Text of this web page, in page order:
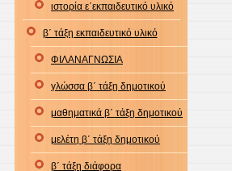
ιστορία ε΄εκπαιδευτικό υλικό
β΄ τάξη εκπαιδευτικό υλικό
ΦΙΛΑΝΑΓΝΩΣΙΑ
γλώσσα β΄ τάξη δημοτικού
μαθηματικά β΄ τάξη δημοτικού
μελέτη β΄ τάξη δημοτικού
β΄ τάξη διάφορα